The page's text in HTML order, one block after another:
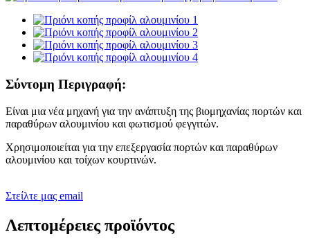
Σύντομη Περιγραφή:
Είναι μια νέα μηχανή για την ανάπτυξη της βιομηχανίας πορτών και
παραθύρων αλουμινίου και φωτισμού φεγγιτών.
Χρησιμοποιείται για την επεξεργασία πορτών και παραθύρων
αλουμινίου και τοίχων κουρτινών.
Στείλτε μας email
Λεπτομέρειες προϊόντος